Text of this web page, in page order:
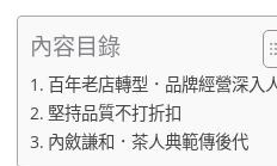
內容目錄
百年老店轉型．品牌經營深入
堅持品質不打折扣
內斂謙和．茶人典範傳後代